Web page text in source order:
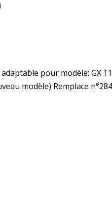
adaptable pour modèle: GX
modèle) Remplace